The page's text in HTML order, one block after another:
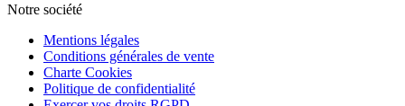
Notre société
Mentions légales
Conditions générales de vente
Charte Cookies
Politique de confidentialité